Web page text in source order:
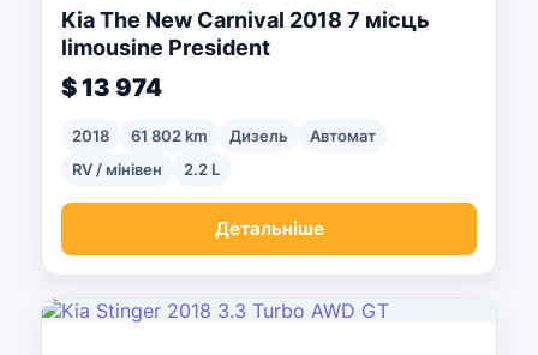
Kia The New Carnival 2018 7 місць
limousine President
$ 13 974
2018 61 802 km Дизель
Автомат
RV / мінівен
2.2 L
Детальніше